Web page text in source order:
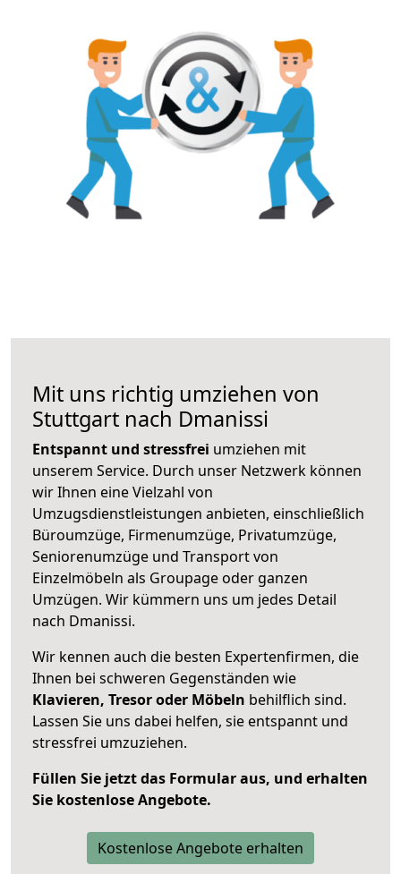
Mit uns richtig umziehen von
Stuttgart nach Dmanissi
Entspannt und stressfrei umziehen mit
unserem Service. Durch unser Netzwerk können
wir Ihnen eine Vielzahl von
Umzugsdienstleistungen anbieten, einschließlich
Büroumzüge, Firmenumzüge, Privatumzüge,
Seniorenumzüge und Transport von
Einzelmöbeln als Groupage oder ganzen
Umzügen. Wir kümmern uns um jedes Detail
nach Dmanissi.
Wir kennen auch die besten Expertenfirmen, die
Ihnen bei schweren Gegenständen wie
Klavieren, Tresor oder Möbeln behilflich sind.
Lassen Sie uns dabei helfen, sie entspannt und
stressfrei umzuziehen.
Füllen Sie jetzt das Formular aus, und erhalten
Sie kostenlose Angebote.
Kostenlose Angebote erhalten